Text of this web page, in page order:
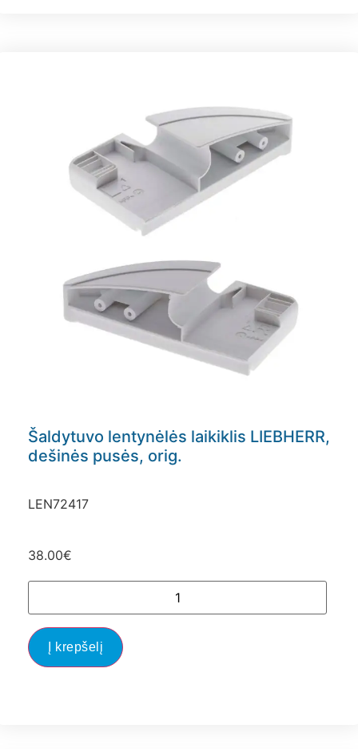
Šaldytuvo lentynėlės laikiklis LIEBHERR,
dešinės pusės, orig.
LEN72417
38.00€
Į krepšelį